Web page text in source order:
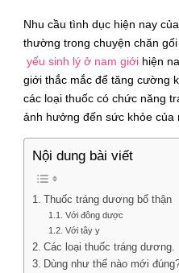
Nhu cầu tình dục hiện nay
thường trong chuyện chăn
yếu sinh lý ở nam giới hiện
giới thắc mắc để tăng cường
các loại thuốc có chức năng
ảnh hưởng đến sức khỏe của
Nội dung bài viết
Thuốc tráng dương bổ thận
Với đông dược
Với tây y
Các loại thuốc tráng dương.
Dùng như thế nào mới